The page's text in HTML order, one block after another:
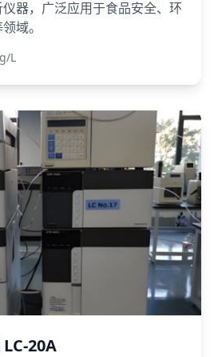
器，广泛应用于食品安全、环
域。
L
20A